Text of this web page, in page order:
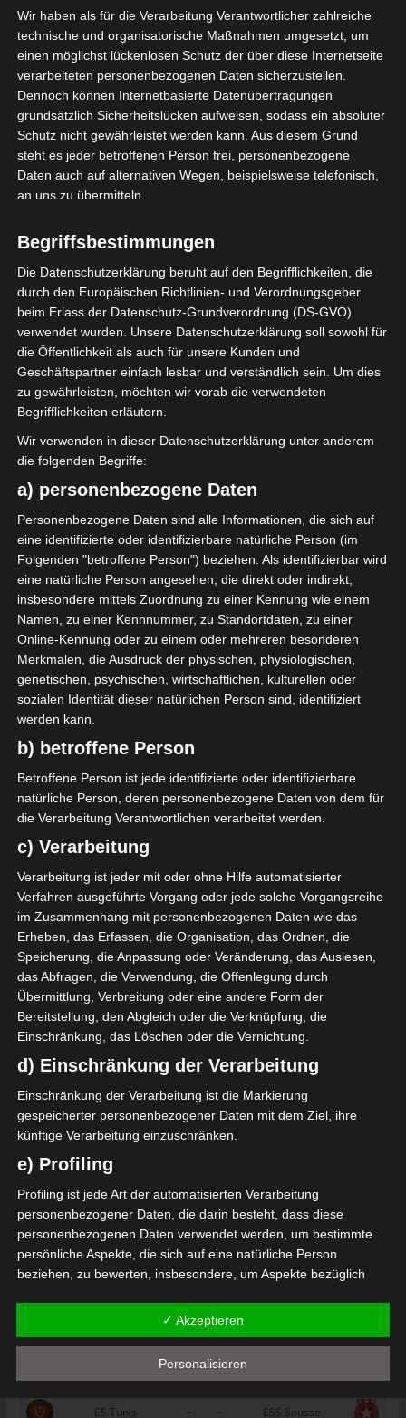
6 Nov. 2022-
14:30
Meisterschaft Tunesien 2022/2023 -
Gruppenphase| Spieltag 6
Halbzeit: 0-1
Olympique de
Béjà (OB) 3
Étoile Sportive de
Métlaoui (ESM) 1
ENDERGEBNIS
Stade Boujemaa Kmiti Béjà
Tor
A. Klousseh
49'
A. Amri
52'
Tor
O. Bouguerra
65'
AUFSTELLUNGEN
Olympique de Béjà (OB)
O A. Amri
M O. Bouguerra 65'
Étoile Sportive de Métlaoui (ESM)
H. Letifi
Étoile Olympique Sidi Bouzid (EOSB) – Avenir Sport
if de Soliman (ASS)
Avenir Sportif de Rejiche (ASR) – Club Africain Tuni
s (CA)
Die nächsten Begegnungen
SPIELTAG 1
22 Aug. 2026
PS Sakiet Eddaïer
- -
JS Omrane
22 Aug. 2026
16:30
ES Tunis
- -
ESS Sousse
Wir haben als für die Verarbeitung Verantwortlicher zahlreiche
technische und organisatorische Maßnahmen umgesetzt, um
einen möglichst lückenlosen Schutz der über diese Internetseite
verarbeiteten personenbezogenen Daten sicherzustellen.
Dennoch können Internetbasierte Datenübertragungen
grundsätzlich Sicherheitslücken aufweisen, sodass ein absoluter
Schutz nicht gewährleistet werden kann. Aus diesem Grund
steht es jeder betroffenen Person frei, personenbezogene
Daten auch auf alternativen Wegen, beispielsweise telefonisch,
an uns zu übermitteln.
Begriffsbestimmungen
Die Datenschutzerklärung beruht auf den Begrifflichkeiten, die
durch den Europäischen Richtlinien- und Verordnungsgeber
beim Erlass der Datenschutz-Grundverordnung (DS-GVO)
verwendet wurden. Unsere Datenschutzerklärung soll sowohl für
die Öffentlichkeit als auch für unsere Kunden und
Geschäftspartner einfach lesbar und verständlich sein. Um dies
zu gewährleisten, möchten wir vorab die verwendeten
Begrifflichkeiten erläutern.
Wir verwenden in dieser Datenschutzerklärung unter anderem
die folgenden Begriffe:
a) personenbezogene Daten
Personenbezogene Daten sind alle Informationen, die sich auf
eine identifizierte oder identifizierbare natürliche Person (im
Folgenden "betroffene Person") beziehen. Als identifizierbar wird
eine natürliche Person angesehen, die direkt oder indirekt,
insbesondere mittels Zuordnung zu einer Kennung wie einem
Namen, zu einer Kennnummer, zu Standortdaten, zu einer
Online-Kennung oder zu einem oder mehreren besonderen
Merkmalen, die Ausdruck der physischen, physiologischen,
genetischen, psychischen, wirtschaftlichen, kulturellen oder
sozialen Identität dieser natürlichen Person sind, identifiziert
werden kann.
b) betroffene Person
Betroffene Person ist jede identifizierte oder identifizierbare
natürliche Person, deren personenbezogene Daten von dem für
die Verarbeitung Verantwortlichen verarbeitet werden.
c) Verarbeitung
Verarbeitung ist jeder mit oder ohne Hilfe automatisierter
Verfahren ausgeführte Vorgang oder jede solche Vorgangsreihe
im Zusammenhang mit personenbezogenen Daten wie das
Erheben, das Erfassen, die Organisation, das Ordnen, die
Speicherung, die Anpassung oder Veränderung, das Auslesen,
das Abfragen, die Verwendung, die Offenlegung durch
Übermittlung, Verbreitung oder eine andere Form der
Bereitstellung, den Abgleich oder die Verknüpfung, die
Einschränkung, das Löschen oder die Vernichtung.
d) Einschränkung der Verarbeitung
Einschränkung der Verarbeitung ist die Markierung
gespeicherter personenbezogener Daten mit dem Ziel, ihre
künftige Verarbeitung einzuschränken.
e) Profiling
Profiling ist jede Art der automatisierten Verarbeitung
personenbezogener Daten, die darin besteht, dass diese
personenbezogenen Daten verwendet werden, um bestimmte
persönliche Aspekte, die sich auf eine natürliche Person
beziehen, zu bewerten, insbesondere, um Aspekte bezüglich
Vorlieben, Interessen, Zuverlässigkeit, Verhalten, Aufenthaltsort
oder Ortswechsel dieser natürlichen Person zu analysieren oder
f) Pseudonymisierung
Pseudonymisierung ist die Verarbeitung personenbezogener
✓ Akzeptieren
Personalisieren